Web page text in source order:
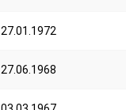
27.01.1972
27.06.1968